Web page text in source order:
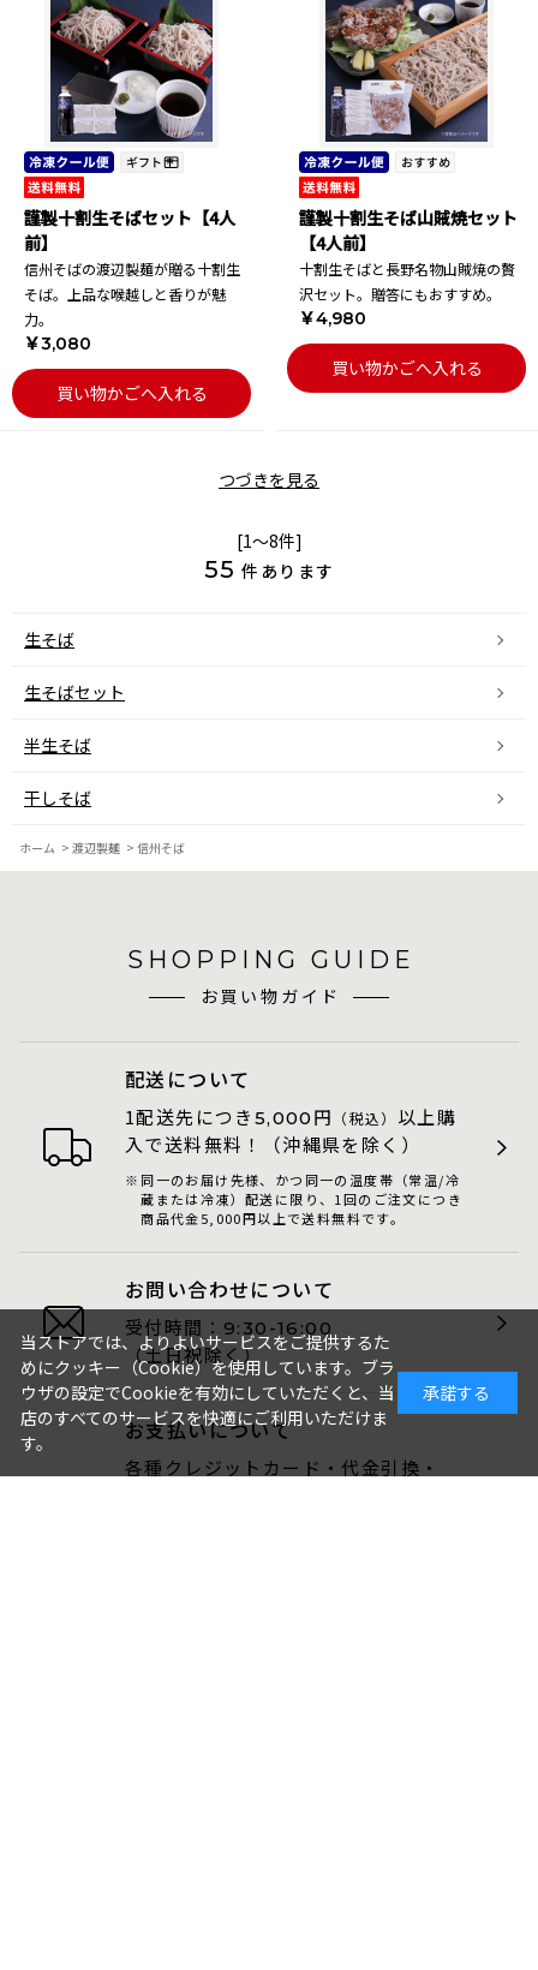
謹製十割生そばセット【4人
前】
信州そばの渡辺製麺が贈る十割生
そば。上品な喉越しと香りが魅
力。
￥3,080
買い物かごへ入れる
謹製十割生そば山賊焼セット
【4人前】
十割生そばと長野名物山賊焼の贅
沢セット。贈答にもおすすめ。
￥4,980
買い物かごへ入れる
つづきを見る
[1～8件]
55 件あります
生そば
生そばセット
半生そば
干しそば
ホーム > 渡辺製麺 > 信州そば
SHOPPING GUIDE
お買い物ガイド
配送について
1配送先につき 5,000 円 （税込） 以上購
入で送料無料！（沖縄県を除く）
同一のお届け先様、かつ同一の温度帯（常温/冷
蔵または冷凍）配送に限り、1回のご注文につき
商品代金5,000円以上で送料無料です。
お問い合わせについて
受付時間： 9:30-16:00
（土日祝除く）
お支払いについて
各種クレジットカード・代金引換・
当ストアでは、よりよいサービスをご提供するた
めにクッキー（Cookie）を使用しています。ブラ
ウザの設定でCookieを有効にしていただくと、当
店のすべてのサービスを快適にご利用いただけま
す。
承諾する